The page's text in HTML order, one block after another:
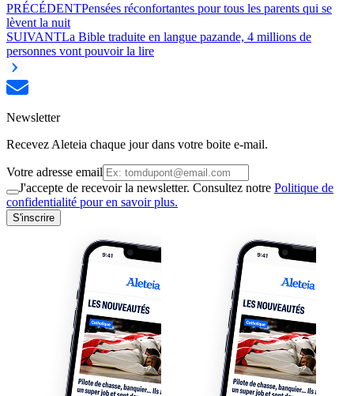
PRÉCÉDENTPensées réconfortantes pour tous les parents qui se
lèvent la nuit
SUIVANTLa Bible traduite en langue pazande, 4 millions de
personnes vont pouvoir la lire
Newsletter
Recevez Aleteia chaque jour dans votre boite e-mail.
Votre adresse email
J'accepte de recevoir la newsletter. Consultez notre Politique de
confidentialité pour en savoir plus.
S'inscrire